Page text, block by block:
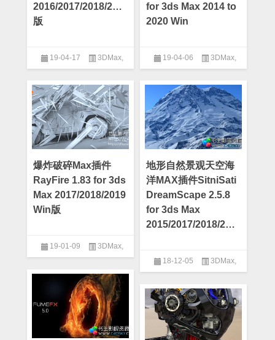
2016/2017/2018/2019
版
19-04-17 3DMax,
for 3ds Max 2014 to
2020 Win
19-04-06 3DMax,
爆炸破碎Max插件
RayFire 1.83 for 3ds
Max 2017/2018/2019
Win版
19-01-09 3DMax,
地形自然景观天空海
洋MAX插件SitniSati
DreamScape 2.5.8
for 3ds Max
2015/2017/2018/2019 版
18-12-05 3DMax,